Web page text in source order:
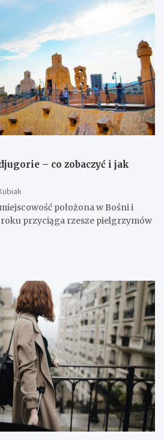
– co zobaczyć i jak
położona w Bośni i
roku przyciąga rzesze pielgrzymów